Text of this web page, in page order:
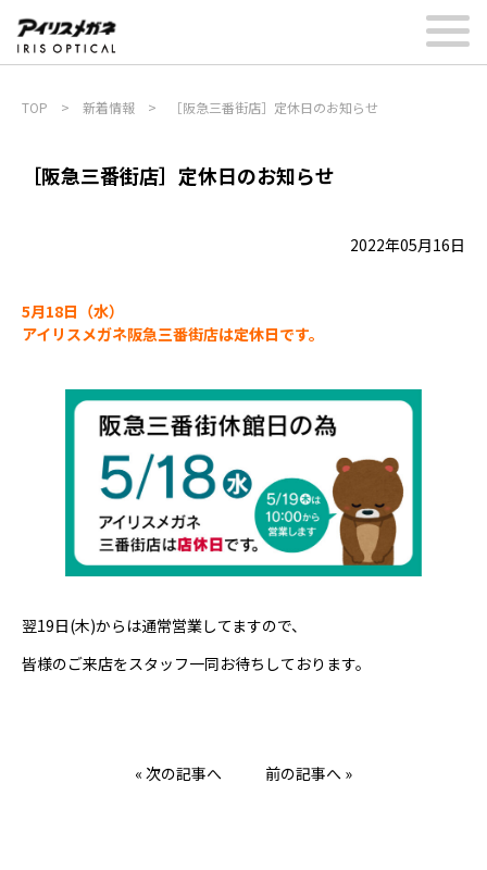
TOP > 新着情報 > ［阪急三番街店］定休日のお知らせ
［阪急三番街店］定休日のお知らせ
2022年05月16日
5月18日（水）
アイリスメガネ阪急三番街店は定休日です。
翌19日(木)からは通常営業してますので、
皆様のご来店をスタッフ一同お待ちしております。
« 次の記事へ 前の記事へ »